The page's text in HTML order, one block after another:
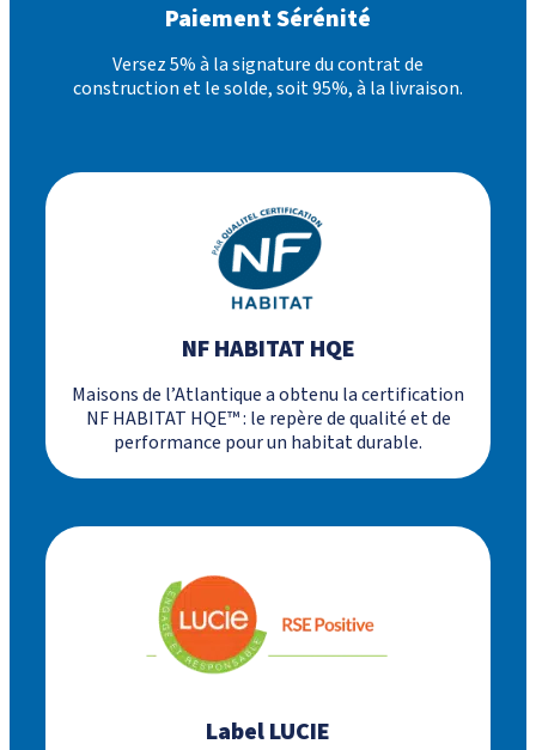
Paiement Sérénité
Versez 5% à la signature du contrat de
construction et le solde, soit 95%, à la livraison.
NF HABITAT HQE
Maisons de l’Atlantique a obtenu la certification
NF HABITAT HQE™ : le repère de qualité et de
performance pour un habitat durable.
Label LUCIE